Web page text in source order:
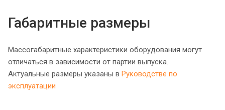
Габаритные размеры
Массогабаритные характеристики оборудования могут
отличаться в зависимости от партии выпуска.
Актуальные размеры указаны в Руководстве по
эксплуатации